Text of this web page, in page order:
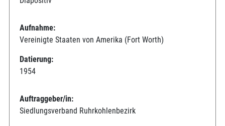
Aufnahme:
Vereinigte Staaten von Amerika (Fort Worth)
Datierung:
1954
Auftraggeber/in:
Siedlungsverband Ruhrkohlenbezirk